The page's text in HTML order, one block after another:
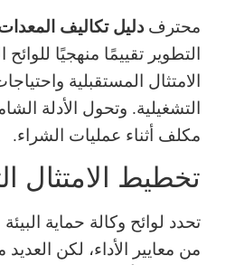
محترفدليل تكاليف المعدات
التطوير تقييمًا منهجيًا للوائح
الامتثال المستقبلية
التشغيلية. وتحول الأدلة
مكلف أثناء عمليات الشراء.
تخطيط الامتثال
تحدد لوائح وكالة حماية البيئة
من معايير الأداء، لكن